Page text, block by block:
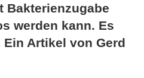
Bakterienzugabe
werden kann. Es
Artikel von Gerd